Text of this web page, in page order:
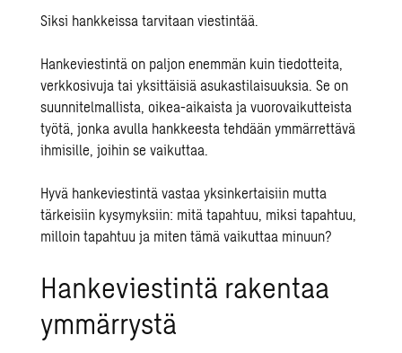
Siksi hankkeissa tarvitaan viestintää.
Hankeviestintä on paljon enemmän kuin tiedotteita,
verkkosivuja tai yksittäisiä asukastilaisuuksia. Se on
suunnitelmallista, oikea-aikaista ja vuorovaikutteista
työtä, jonka avulla hankkeesta tehdään ymmärrettävä
ihmisille, joihin se vaikuttaa.
Hyvä hankeviestintä vastaa yksinkertaisiin mutta
tärkeisiin kysymyksiin: mitä tapahtuu, miksi tapahtuu,
milloin tapahtuu ja miten tämä vaikuttaa minuun?
Hankeviestintä rakentaa
ymmärrystä